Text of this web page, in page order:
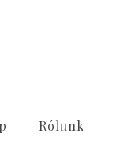
Rólunk